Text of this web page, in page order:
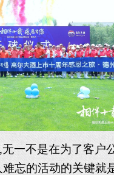
,无一不是在为了客户
忘的活动的关键